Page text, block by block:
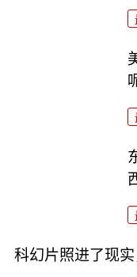
科幻片照进了现实